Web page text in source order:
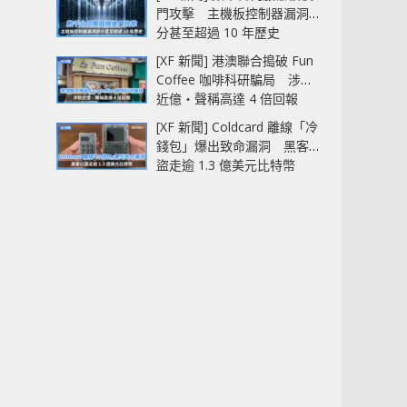
門攻擊 主機板控制器漏洞部
分甚至超過 10 年歷史
[XF 新聞] 港澳聯合搗破 Fun
Coffee 咖啡科研騙局 涉款
近億‧聲稱高達 4 倍回報
[XF 新聞] Coldcard 離線「冷
錢包」爆出致命漏洞 黑客已
盜走逾 1.3 億美元比特幣